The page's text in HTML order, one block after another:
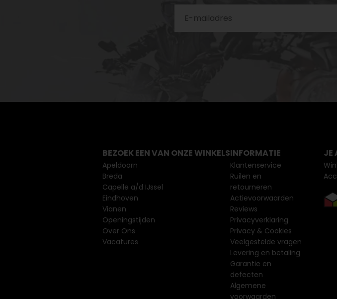
BEZOEK EEN VAN ONZE WINKELS
Apeldoorn
Breda
Capelle a/d IJssel
Eindhoven
Vianen
Openingstijden
Over Ons
Vacatures
INFORMATIE
Klantenservice
Ruilen en
retourneren
Actievoorwaarden
Reviews
Privacyverklaring
Privacy & Cookies
Veelgestelde vragen
Levering en betaling
Garantie en
defecten
Algemene
voorwaarden
JE